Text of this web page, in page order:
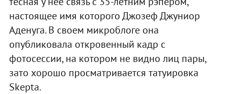
настоящее имя которого Джозеф Джуниор
Аденуга. В своем микроблоге она
опубликовала откровенный кадр с
фотосессии, на котором не видно лиц пары,
зато хорошо просматривается татуировка
Skepta.